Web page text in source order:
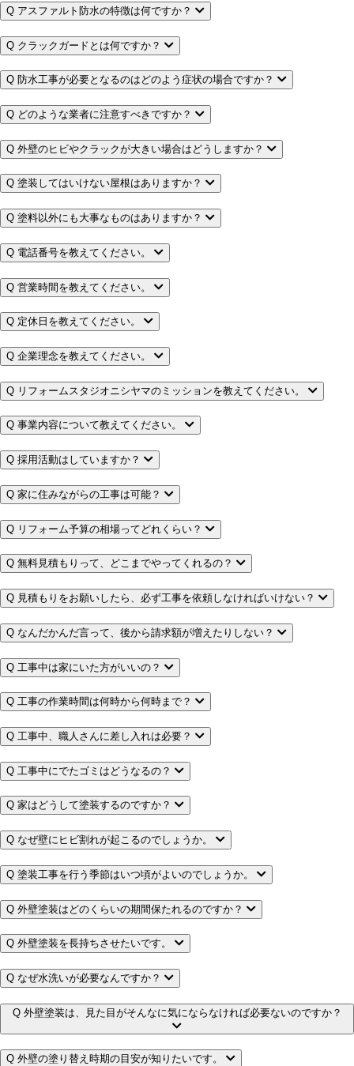
Q アスファルト防水の特徴は何ですか？
Q クラックガードとは何ですか？
Q 防水工事が必要となるのはどのよう症状の場合ですか？
Q どのような業者に注意すべきですか？
Q 外壁のヒビやクラックが大きい場合はどうしますか？
Q 塗装してはいけない屋根はありますか？
Q 塗料以外にも大事なものはありますか？
Q 電話番号を教えてください。
Q 営業時間を教えてください。
Q 定休日を教えてください。
Q 企業理念を教えてください。
Q リフォームスタジオニシヤマのミッションを教えてください。
Q 事業内容について教えてください。
Q 採用活動はしていますか？
Q 家に住みながらの工事は可能？
Q リフォーム予算の相場ってどれくらい？
Q 無料見積もりって、どこまでやってくれるの？
Q 見積もりをお願いしたら、必ず工事を依頼しなければいけない？
Q なんだかんだ言って、後から請求額が増えたりしない？
Q 工事中は家にいた方がいいの？
Q 工事の作業時間は何時から何時まで？
Q 工事中、職人さんに差し入れは必要？
Q 工事中にでたゴミはどうなるの？
Q 家はどうして塗装するのですか？
Q なぜ壁にヒビ割れが起こるのでしょうか。
Q 塗装工事を行う季節はいつ頃がよいのでしょうか。
Q 外壁塗装はどのくらいの期間保たれるのですか？
Q 外壁塗装を長持ちさせたいです。
Q なぜ水洗いが必要なんですか？
Q 外壁塗装は、見た目がそんなに気にならなければ必要ないのですか？
Q 外壁の塗り替え時期の目安が知りたいです。